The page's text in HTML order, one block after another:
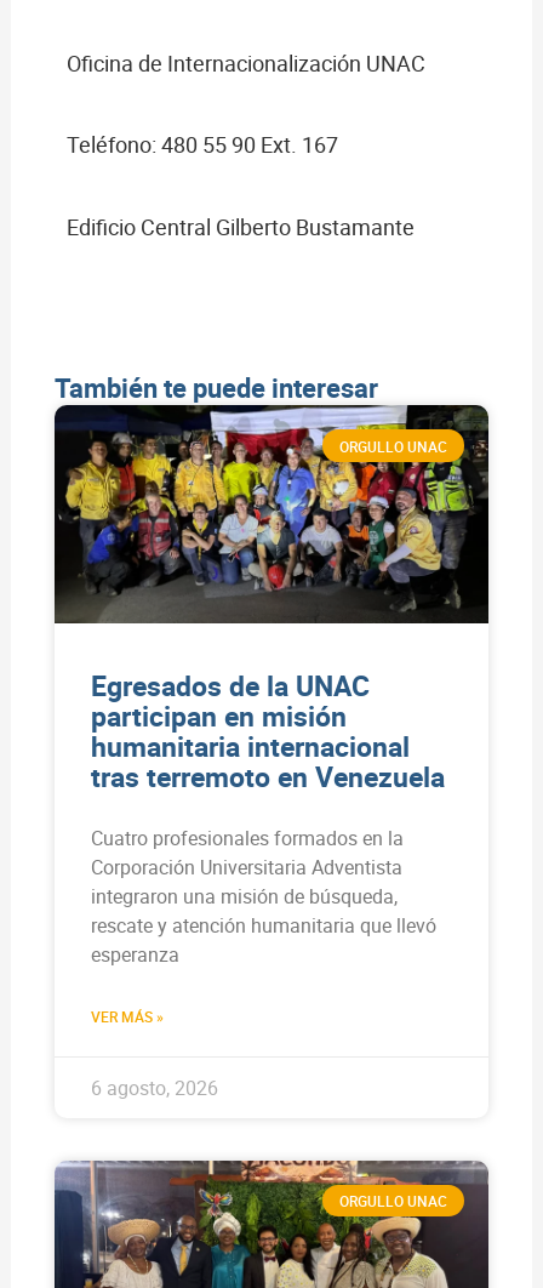
Oficina de Internacionalización UNAC
Teléfono: 480 55 90 Ext. 167
Edificio Central Gilberto Bustamante
También te puede interesar
ORGULLO UNAC
Egresados de la UNAC
participan en misión
humanitaria internacional
tras terremoto en Venezuela
Cuatro profesionales formados en la
Corporación Universitaria Adventista
integraron una misión de búsqueda,
rescate y atención humanitaria que llevó
esperanza
VER MÁS »
6 agosto, 2026
ORGULLO UNAC